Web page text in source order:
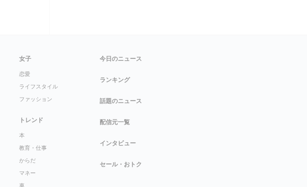
女子
恋愛
ライフスタイル
ファッション
トレンド
本
教育・仕事
からだ
マネー
車
今日のニュース
ランキング
話題のニュース
配信元一覧
インタビュー
セール・おトク